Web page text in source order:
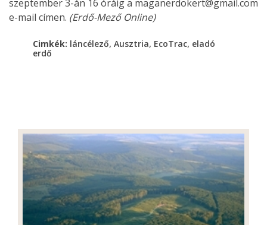
szeptember 3-án 16 óráig a maganerdokert@gmail.com
e-mail címen. (Erdő-Mező Online)
Cimkék: láncélező, Ausztria, EcoTrac, eladó
erdő